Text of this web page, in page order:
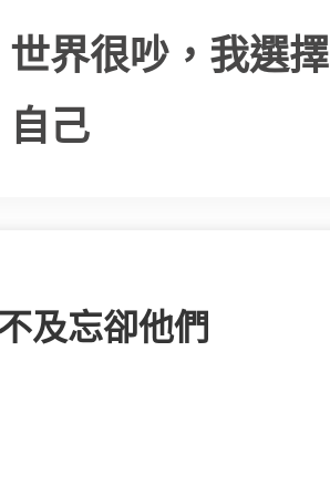
世界很吵，我選
自己
及忘卻他們